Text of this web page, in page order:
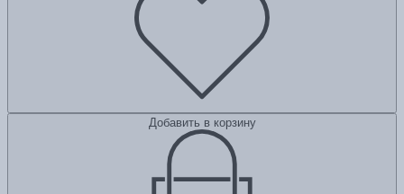
Добавить в корзину